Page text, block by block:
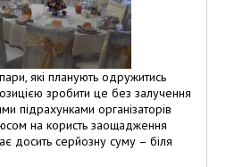
які планують одружитись
зробити це без залучення
підрахунками організаторів
на користь заощадження
досить серйозну суму – біля